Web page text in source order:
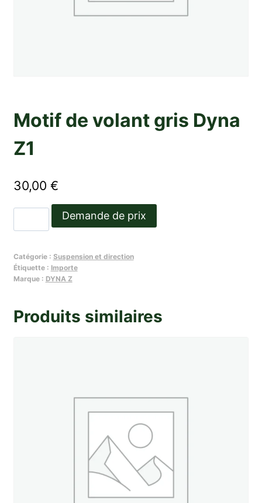
Motif de volant gris Dyna
Z1
30,00 €
de
de
volant
Dyna
Z1
Demande de prix
Catégorie : Suspension et direction
Étiquette : Importe
Marque : DYNA Z
Produits similaires